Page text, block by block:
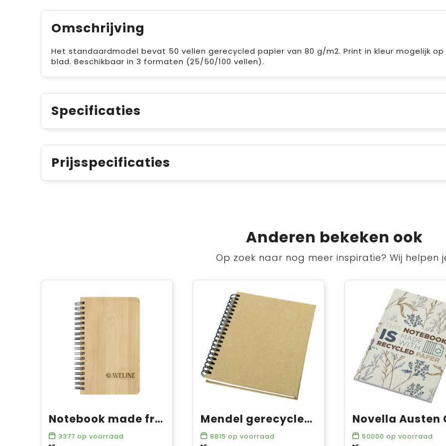
Omschrijving
Het standaardmodel bevat 50 vellen gerecycled papier van 80 g/m2. Print in kleur mogelijk op
blad. Beschikbaar in 3 formaten (25/50/100 vellen).
Specificaties
Prijsspecificaties
Anderen bekeken ook
Op zoek naar nog meer inspiratie? Wij helpen
Notebook made from Stonewaste-Bamboo A6 notitieboek
3377 op voorraad
Mendel gerecycled notitieboek
8815 op voorraad
50000 op voorraad